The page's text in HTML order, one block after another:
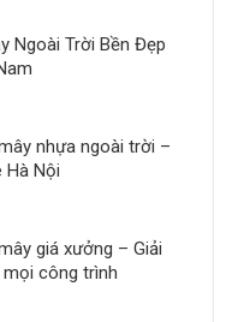
Ngoài Trời Bền Đẹp
nhựa ngoài trời –
Hà Nội
giá xưởng – Giải
công trình